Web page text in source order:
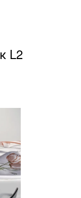
L2